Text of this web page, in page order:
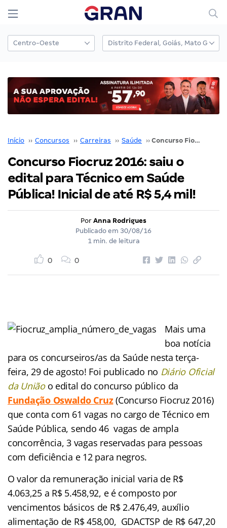
Início ›› Concursos ›› Carreiras ›› Saúde ›› Concurso Fiocruz 2016: saiu o edital para Técnico em Saúde Pública! Inicial de até R$ 5,4 mil!
Concurso Fiocruz 2016: saiu o
edital para Técnico em Saúde
Pública! Inicial de até R$ 5,4 mil!
Por Anna Rodrigues
Publicado em 30/08/16
1 min. de leitura
0 0
Mais uma
boa notícia
para os concurseiros/as da Saúde nesta terça-
feira, 29 de agosto! Foi publicado no Diário Oficial
da União o edital do concurso público da
Fundação Oswaldo Cruz(Concurso Fiocruz 2016)
que conta com 61 vagas no cargo de Técnico em
Saúde Pública, sendo 46 vagas de ampla
concorrência, 3 vagas reservadas para pessoas
com deficiência e 12 para negros.
O valor da remuneração inicial varia de R$
4.063,25 a R$ 5.458,92, e é composto por
vencimentos básicos de R$ 2.476,49, auxílio
alimentação de R$ 458,00, GDACTSP de R$ 647,20